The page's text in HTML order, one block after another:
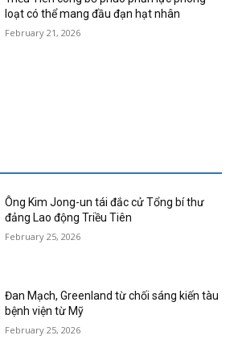
loạt có thể mang đầu đạn hạt nhân
February 21, 2026
Ông Kim Jong-un tái đắc cử Tổng bí thư
đảng Lao động Triều Tiên
February 25, 2026
Đan Mạch, Greenland từ chối sáng kiến tàu
bệnh viện từ Mỹ
February 25, 2026